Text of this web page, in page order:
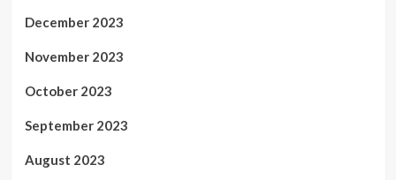
December 2023
November 2023
October 2023
September 2023
August 2023